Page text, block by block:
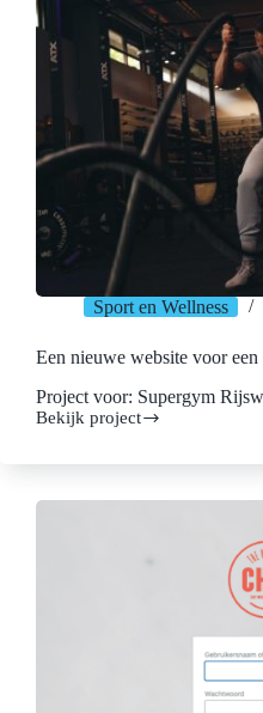
Sport en Wellness
Een nieuwe website voor een
Project voor: Supergym
Bekijk project
Een
website
een